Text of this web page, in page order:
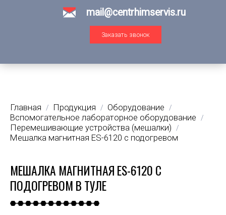
mail@centrhimservis.ru
Заказать звонок
Главная / Продукция / Оборудование /
Вспомогательное лабораторное оборудование /
Перемешивающие устройства (мешалки) /
Мешалка магнитная ES-6120 с подогревом
МЕШАЛКА МАГНИТНАЯ ES-6120 С
ПОДОГРЕВОМ В ТУЛЕ